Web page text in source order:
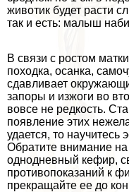
животик будет расти
так и есть: малыш
В связи с ростом
походка, осанка,
сдавливает
запоры и изжоги во
вовсе не редкость.
появление этих
удается, то
Обратите внимание
однодневный кефир,
противопоказаний к
прекращайте ее до